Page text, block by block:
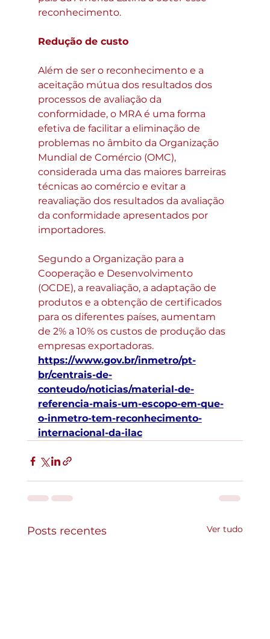
reconhecimento.
Redução de custo
Além de ser o reconhecimento e a
aceitação mútua dos resultados dos
processos de avaliação da
conformidade, o MRA é uma forma
efetiva de facilitar a eliminação de
problemas no âmbito da Organização
Mundial de Comércio (OMC),
considerada uma das maiores barreiras
técnicas ao comércio e evitar a
reavaliação dos resultados da avaliação
da conformidade apresentados por
importadores.
Segundo a Organização para a
Cooperação e Desenvolvimento
(OCDE), a reavaliação, a adaptação de
produtos e a obtenção de certificados
para os diferentes países, aumentam
de 2% a 10% os custos de produção das
empresas exportadoras.
https://www.gov.br/inmetro/pt-
br/centrais-de-
conteudo/noticias/material-de-
referencia-mais-um-escopo-em-que-
o-inmetro-tem-reconhecimento-
internacional-da-ilac
Posts recentes Ver tudo